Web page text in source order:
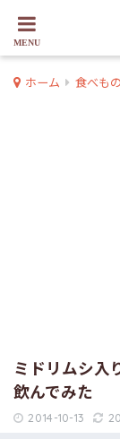
ホーム 食べもの
ミドリムシ入
飲んでみた
2014-10-13